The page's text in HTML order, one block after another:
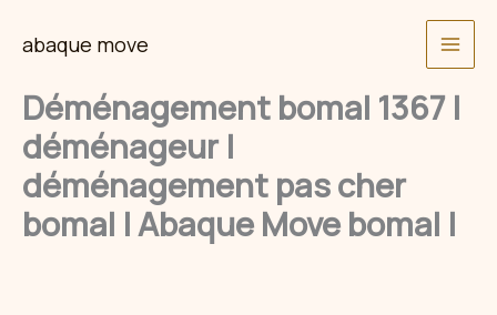
abaque move
Déménagement bomal 1367 |
déménageur |
déménagement pas cher
bomal | Abaque Move bomal |